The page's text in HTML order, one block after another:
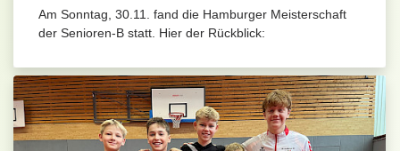
Am Sonntag, 30.11. fand die Hamburger Meisterschaft
der Senioren-B statt. Hier der Rückblick: